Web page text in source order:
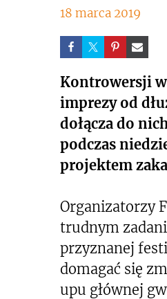
18 marca 2019
Kontrowersji
imprezy od
dołącza do
podczas
projektem
Organizatorzy
trudnym
przyznanej
domagać się
upu głównej